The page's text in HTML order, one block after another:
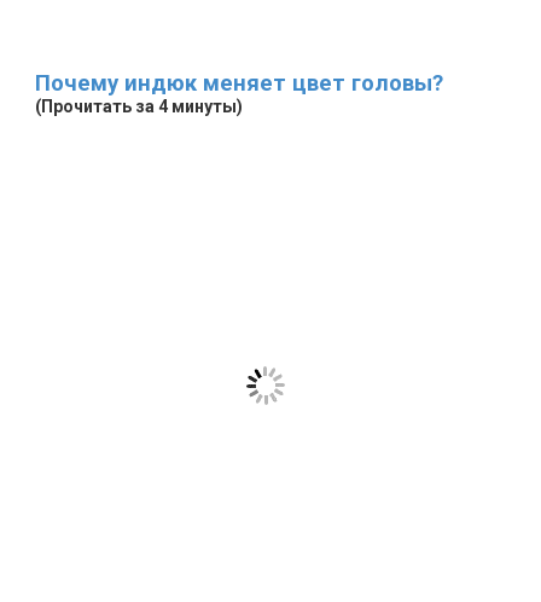
Почему индюк меняет цвет головы?
(Прочитать за 4 минуты)